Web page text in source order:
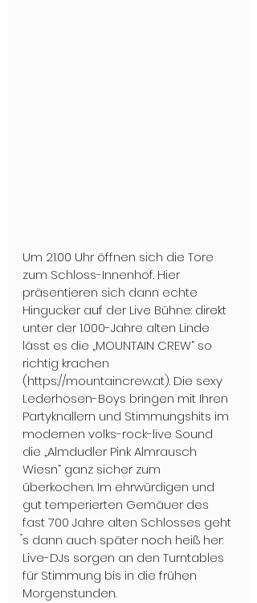
Um 21.00 Uhr öffnen sich die Tore
zum Schloss-Innenhof. Hier
präsentieren sich dann echte
Hingucker auf der Live Bühne: direkt
unter der 1.000-Jahre alten Linde
lässt es die „MOUNTAIN CREW“ so
richtig krachen
(https://mountaincrew.at). Die sexy
Lederhosen-Boys bringen mit Ihren
Partyknallern und Stimmungshits im
modernen volks-rock-live Sound
die „Almdudler Pink Almrausch
Wiesn“ ganz sicher zum
überkochen. Im ehrwürdigen und
gut temperierten Gemäuer des
fast 700 Jahre alten Schlosses geht
́s dann auch später noch heiß her:
Live-DJs sorgen an den Turntables
für Stimmung bis in die frühen
Morgenstunden.